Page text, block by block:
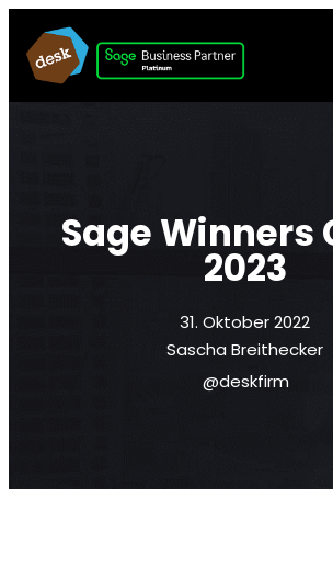
Sage Winners
2023
31. Oktober 2022
Sascha Breithecker
@deskfirm